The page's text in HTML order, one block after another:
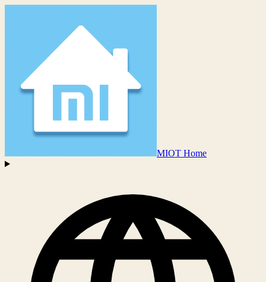
MIOT Home